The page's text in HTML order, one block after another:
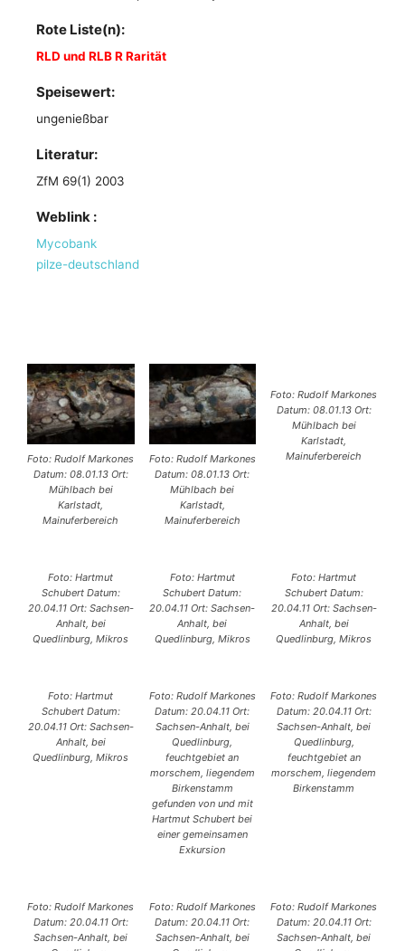
Rote Liste(n):
RLD und RLB R Rarität
Speisewert:
ungenießbar
Literatur:
ZfM 69(1) 2003
Weblink :
Mycobank
pilze-deutschland
Foto: Rudolf Markones
Datum: 08.01.13 Ort:
Mühlbach bei
Karlstadt,
Mainuferbereich
Foto: Rudolf Markones
Datum: 08.01.13 Ort:
Mühlbach bei
Karlstadt,
Mainuferbereich
Foto: Rudolf Markones
Datum: 08.01.13 Ort:
Mühlbach bei
Karlstadt,
Mainuferbereich
Foto: Hartmut
Schubert Datum:
20.04.11 Ort: Sachsen-
Anhalt, bei
Quedlinburg, Mikros
Foto: Hartmut
Schubert Datum:
20.04.11 Ort: Sachsen-
Anhalt, bei
Quedlinburg, Mikros
Foto: Hartmut
Schubert Datum:
20.04.11 Ort: Sachsen-
Anhalt, bei
Quedlinburg, Mikros
Foto: Hartmut
Schubert Datum:
20.04.11 Ort: Sachsen-
Anhalt, bei
Quedlinburg, Mikros
Foto: Rudolf Markones
Datum: 20.04.11 Ort:
Sachsen-Anhalt, bei
Quedlinburg,
feuchtgebiet an
morschem, liegendem
Birkenstamm
gefunden von und mit
Hartmut Schubert bei
einer gemeinsamen
Exkursion
Foto: Rudolf Markones
Datum: 20.04.11 Ort:
Sachsen-Anhalt, bei
Quedlinburg,
feuchtgebiet an
morschem, liegendem
Birkenstamm
Foto: Rudolf Markones
Datum: 20.04.11 Ort:
Sachsen-Anhalt, bei
Foto: Rudolf Markones
Datum: 20.04.11 Ort:
Sachsen-Anhalt, bei
Foto: Rudolf Markones
Datum: 20.04.11 Ort:
Sachsen-Anhalt, bei